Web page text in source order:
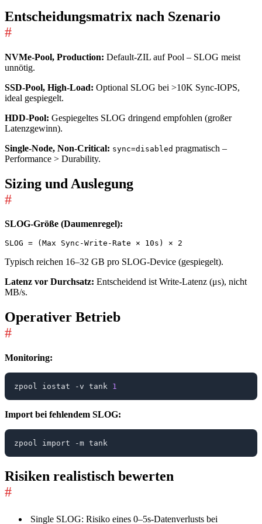
Entscheidungsmatrix nach Szenario
#
NVMe-Pool, Production: Default-ZIL auf Pool – SLOG meist
unnötig.
SSD-Pool, High-Load: Optional SLOG bei >10K Sync-IOPS,
ideal gespiegelt.
HDD-Pool: Gespiegeltes SLOG dringend empfohlen (großer
Latenzgewinn).
Single-Node, Non-Critical: sync=disabled pragmatisch –
Performance > Durability.
Sizing und Auslegung
#
SLOG-Größe (Daumenregel):
Typisch reichen 16–32 GB pro SLOG-Device (gespiegelt).
Latenz vor Durchsatz: Entscheidend ist Write-Latenz (μs), nicht
MB/s.
Operativer Betrieb
#
Monitoring:
zpool iostat -v tank 1
Import bei fehlendem SLOG:
Risiken realistisch bewerten
#
Single SLOG: Risiko eines 0–5s-Datenverlusts bei